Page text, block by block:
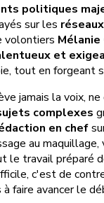
politiques
sur les
volontiers Mélanie
et
tout en forgeant
jamais la voix, ne
complexes
en chef
au
le travail préparé
c'est de
faire avancer le